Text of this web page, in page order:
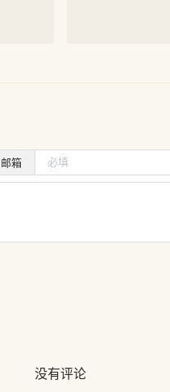
邮箱
没有评论